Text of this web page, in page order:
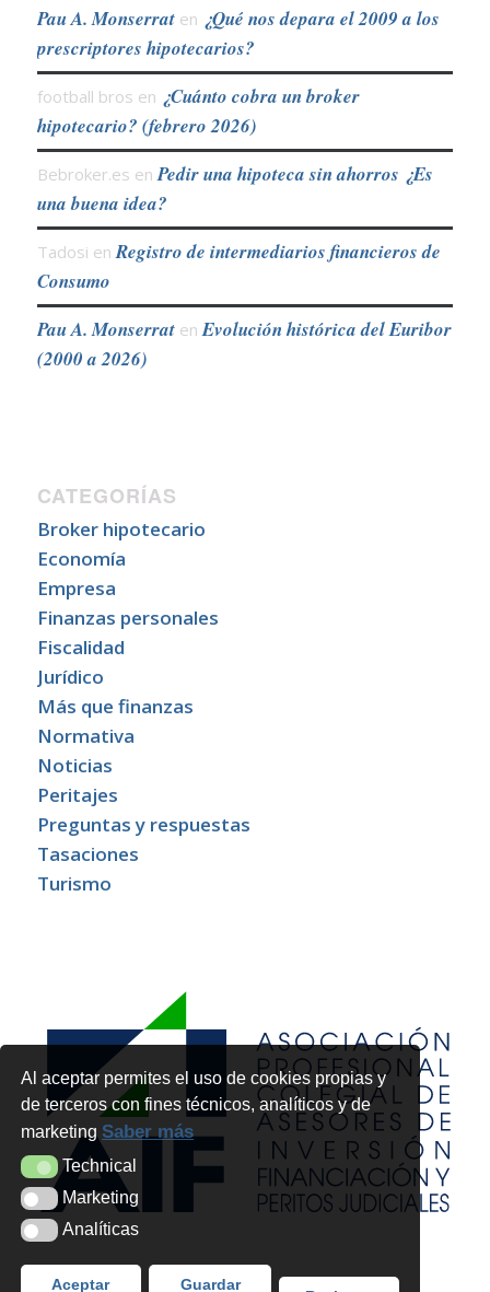
Al aceptar permites el uso de cookies propias y
de terceros con fines técnicos, analíticos y de
marketingSaber más
TechnicalTechnical
MarketingMarketing
AnalíticasAnalíticas
Aceptar Guardar
Pau A. Monserraten ¿Qué nos depara el 2009 a los
prescriptores hipotecarios?
football bros en ¿Cuánto cobra un broker
hipotecario? (febrero 2026)
Bebroker.es en Pedir una hipoteca sin ahorros ¿Es
una buena idea?
Tadosi en Registro de intermediarios financieros de
Consumo
Pau A. Monserraten Evolución histórica del Euribor
(2000 a 2026)
CATEGORÍAS
Broker hipotecario
Economía
Empresa
Finanzas personales
Fiscalidad
Jurídico
Más que finanzas
Normativa
Noticias
Peritajes
Preguntas y respuestas
Tasaciones
Turismo